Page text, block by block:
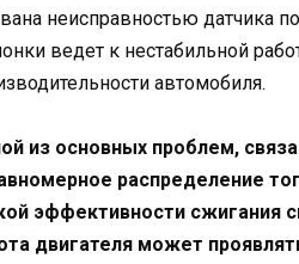
неисправностью датчика
ведет к нестабильной
автомобиля.
из основных проблем,
распределение
эффективности сжигания
двигателя может